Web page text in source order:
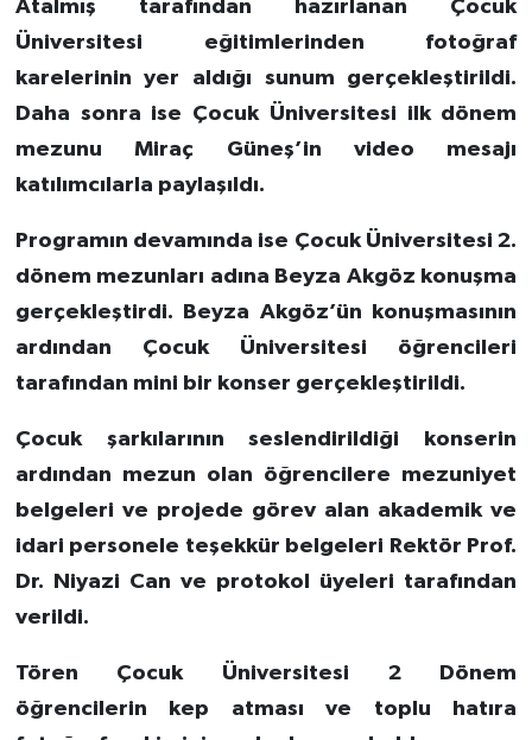
Atalmış tarafından hazırlanan Çocuk
Üniversitesi eğitimlerinden fotoğraf
karelerinin yer aldığı sunum gerçekleştirildi.
Daha sonra ise Çocuk Üniversitesi ilk dönem
mezunu Miraç Güneş’in video mesajı
katılımcılarla paylaşıldı.
Programın devamında ise Çocuk Üniversitesi 2.
dönem mezunları adına Beyza Akgöz konuşma
gerçekleştirdi. Beyza Akgöz’ün konuşmasının
ardından Çocuk Üniversitesi öğrencileri
tarafından mini bir konser gerçekleştirildi.
Çocuk şarkılarının seslendirildiği konserin
ardından mezun olan öğrencilere mezuniyet
belgeleri ve projede görev alan akademik ve
idari personele teşekkür belgeleri Rektör Prof.
Dr. Niyazi Can ve protokol üyeleri tarafından
verildi.
Tören Çocuk Üniversitesi 2 Dönem
öğrencilerin kep atması ve toplu hatıra